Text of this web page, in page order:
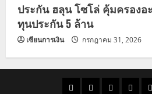
ประกัน ฮลุน โซโล่ คุ้มครองอ
ทุนประกัน 5 ล้าน
เซียนการเงิน กรกฎาคม 31, 2026
ราคาแนว ข่าว ข่าว